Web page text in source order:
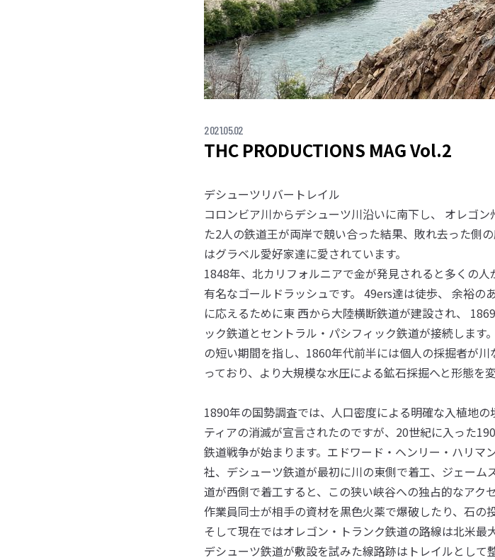
2021.05.02
THC PRODUCTIONS MAG Vol.2
デシューツリバートレイル
コロンビア川からデシューツ川沿いに南下し、 オレゴ
た2人の鉄道王が両岸で競い合った結果、敗れ去った側
はグラベル愛好家達に愛されています。
1848年、北カリフォルニアで金が発見されると多くの
有名なゴールドラッシュです。 49ers達は徒歩、 余裕
に応えるために東 西から大陸横断鉄道が建設され、
ック鉄道とセントラル・パシフィック鉄道が接続しま
の短い期間を指し、1860年代前半には個人の採掘者が
っており、より大規模な水圧による鉱石採掘へと形態を
1890年の国勢調査では、人口密度による明確な入植地
ティアの消滅が宣言されたのですが、20世紀に入った
鉄道戦争が始まります。エドワード・ヘンリー・ハリ
社、デシューツ鉄道が最初に川の東側で着工、ジェー
道が西側で着工すると、この狭い峡谷への独占的なア
作業員同士が相手の資材を黒色火薬で爆破したり、石の
そして現在ではオレゴン・トランク鉄道の路線は北米最
デシューツ鉄道が敷設を試みた線路跡はトレイルとして